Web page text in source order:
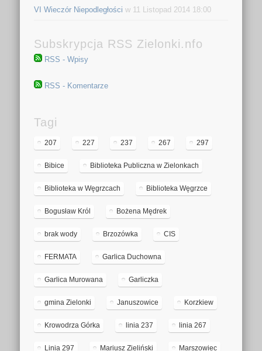
VI Wieczór Niepodległości w 11 Listopad 2014 18:00
Subskrypcja RSS Zielonki.nfo
RSS - Wpisy
RSS - Komentarze
Tagi
207 227 237 267 297
Bibice Biblioteka Publiczna w Zielonkach
Biblioteka w Węgrzcach Biblioteka Węgrzce
Bogusław Król Bożena Mędrek
brak wody Brzozówka CIS
FERMATA Garlica Duchowna
Garlica Murowana Garliczka
gmina Zielonki Januszowice Korzkiew
Krowodrza Górka linia 237 linia 267
Linia 297 Mariusz Zieliński Marszowiec